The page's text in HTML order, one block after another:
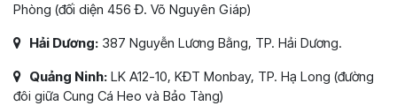
Phòng (đối diện 456 Đ. Võ Nguyên Giáp)
Hải Dương: 387 Nguyễn Lương Bằng, TP. Hải Dương.
Quảng Ninh: LK A12-10, KĐT Monbay, TP. Hạ Long (đường
đôi giữa Cung Cá Heo và Bảo Tàng)